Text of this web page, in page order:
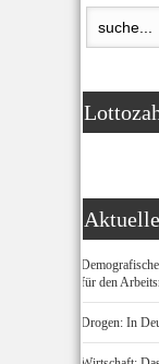
für den
Drogen: In